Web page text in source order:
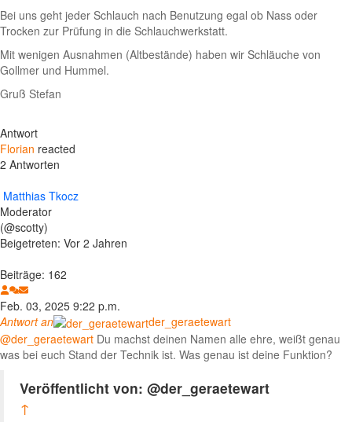
Bei uns geht jeder Schlauch nach Benutzung egal ob Nass oder
Trocken zur Prüfung in die Schlauchwerkstatt.
Mit wenigen Ausnahmen (Altbestände) haben wir Schläuche von
Gollmer und Hummel.
Gruß Stefan
Antwort
Florian reacted
2 Antworten
Matthias Tkocz
Moderator
(@scotty)
Beigetreten: Vor 2 Jahren
Beiträge: 162
Feb. 03, 2025 9:22 p.m.
Antwort an
der_geraetewart
@der_geraetewart Du machst deinen Namen alle ehre, weißt genau
was bei euch Stand der Technik ist. Was genau ist deine Funktion?
Veröffentlicht von: @der_geraetewart
↑